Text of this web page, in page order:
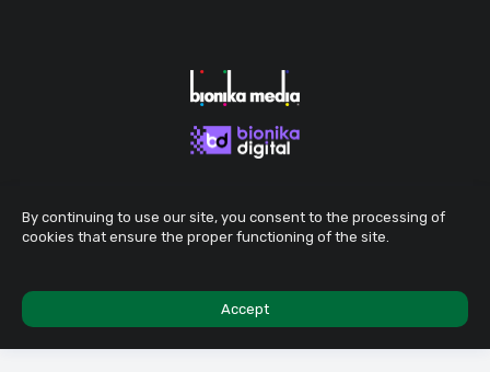
By continuing to use our site, you consent to the processing of
cookies that ensure the proper functioning of the site.
Accept